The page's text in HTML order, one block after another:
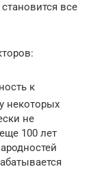
все
к
некоторых
не
100 лет